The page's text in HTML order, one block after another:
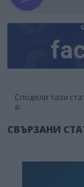
Сподели тази
в:
СВЪРЗАНИ